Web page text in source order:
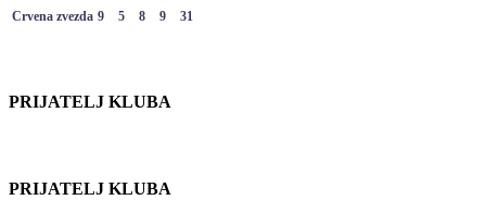
Crvena zvezda 9 5 8 9 31
PRIJATELJ KLUBA
PRIJATELJ KLUBA